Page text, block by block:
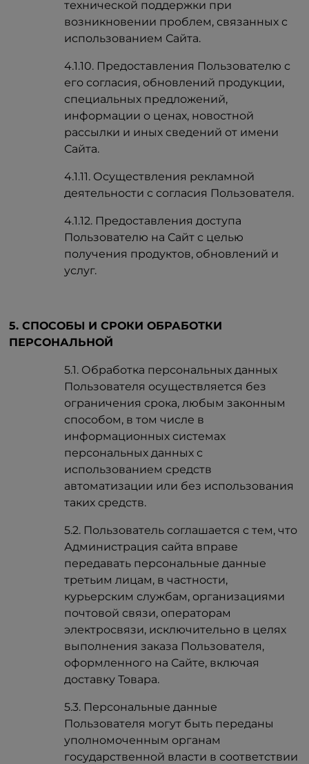
технической поддержки при
возникновении проблем, связанных с
использованием Сайта.
4.1.10. Предоставления Пользователю с
его согласия, обновлений продукции,
специальных предложений,
информации о ценах, новостной
рассылки и иных сведений от имени
Сайта.
4.1.11. Осуществления рекламной
деятельности с согласия Пользователя.
4.1.12. Предоставления доступа
Пользователю на Сайт с целью
получения продуктов, обновлений и
услуг.
5. СПОСОБЫ И СРОКИ ОБРАБОТКИ
ПЕРСОНАЛЬНОЙ
5.1. Обработка персональных данных
Пользователя осуществляется без
ограничения срока, любым законным
способом, в том числе в
информационных системах
персональных данных с
использованием средств
автоматизации или без использования
таких средств.
5.2. Пользователь соглашается с тем, что
Администрация сайта вправе
передавать персональные данные
третьим лицам, в частности,
курьерским службам, организациями
почтовой связи, операторам
электросвязи, исключительно в целях
выполнения заказа Пользователя,
оформленного на Сайте, включая
доставку Товара.
5.3. Персональные данные
Пользователя могут быть переданы
уполномоченным органам
государственной власти в соответствии